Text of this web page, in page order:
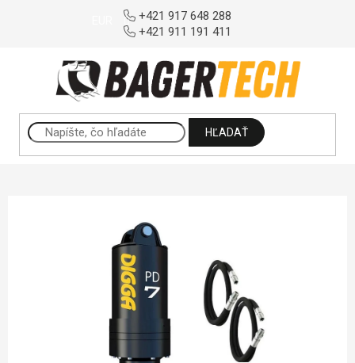
+421 917 648 288
+421 911 191 411
HĽADAŤ